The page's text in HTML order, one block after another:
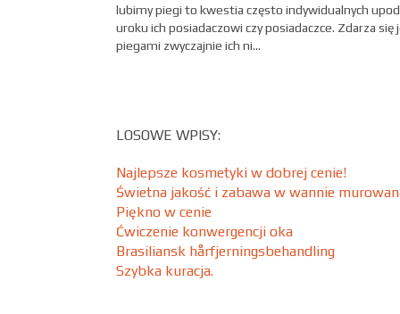
lubimy piegi to kwestia często indywidualnych
uroku ich posiadaczowi czy posiadaczce. Zdarza
piegami zwyczajnie ich ni...
LOSOWE WPISY:
Najlepsze kosmetyki w dobrej cenie!
Świetna jakość i zabawa w wannie
Piękno w cenie
Ćwiczenie konwergencji oka
Brasiliansk hårfjerningsbehandling
Szybka kuracja.